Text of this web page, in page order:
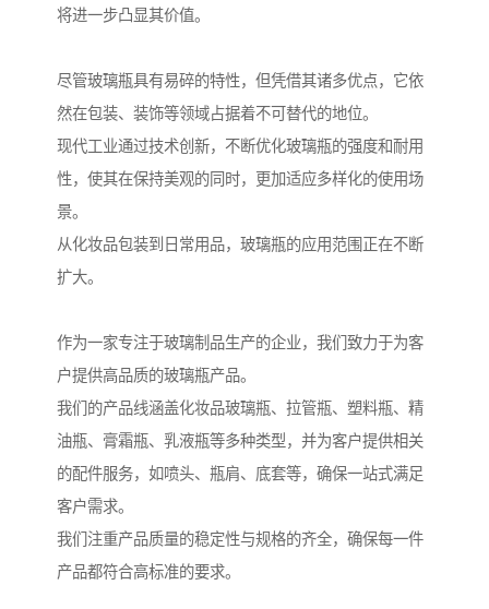
将进一步凸显其价值。
尽管玻璃瓶具有易碎的特性，但凭借其诸多优点，它依
然在包装、装饰等领域占据着不可替代的地位。
现代工业通过技术创新，不断优化玻璃瓶的强度和耐用
性，使其在保持美观的同时，更加适应多样化的使用场
景。
从化妆品包装到日常用品，玻璃瓶的应用范围正在不断
扩大。
作为一家专注于玻璃制品生产的企业，我们致力于为客
户提供高品质的玻璃瓶产品。
我们的产品线涵盖化妆品玻璃瓶、拉管瓶、塑料瓶、精
油瓶、膏霜瓶、乳液瓶等多种类型，并为客户提供相关
的配件服务，如喷头、瓶肩、底套等，确保一站式满足
客户需求。
我们注重产品质量的稳定性与规格的齐全，确保每一件
产品都符合高标准的要求。